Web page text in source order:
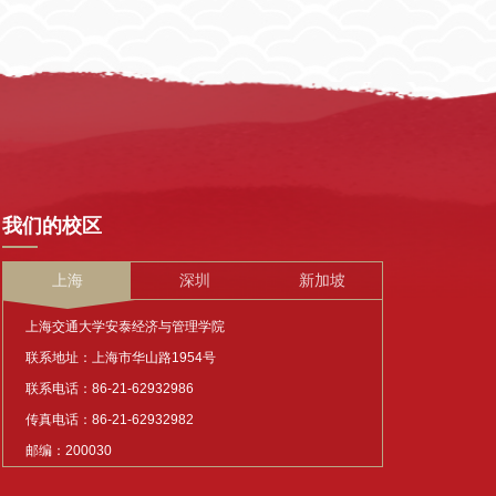
我们的校区
上海 深圳 新加坡
上海交通大学安泰经济与管理学院
联系地址：上海市华山路1954号
联系电话：86-21-62932986
传真电话：86-21-62932982
邮编：200030